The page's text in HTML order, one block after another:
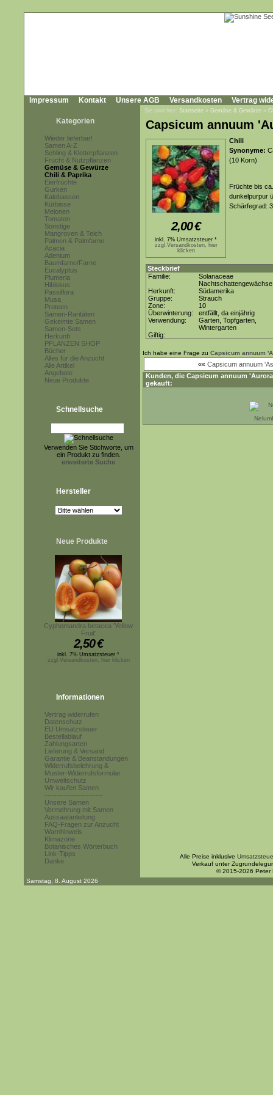
Impressum Kontakt Unsere AGB Versandkosten Vertrag
Kategorien
Wieder lieferbar!
Samen A-Z
Schling & Kletterpflanzen
Frucht & Nutzpflanzen
Gemüse & Gewürze
Chili & Paprika
Eierfrüchte
Gurken
Kalebassen
Kürbisse
Melonen
Tomaten
Sonstige
Mangroven & Teich
Palmen & Palmfarne
Acacia
Adenium
Baumfarne/Farne
Eucalyptus
Plumeria
Hibiskus
Passiflora
Musa
Proteen
Samen-Raritäten
Gekeimte Samen
Samen-Sets
Herkunft
PFLANZEN SHOP
Bücher
Alles für die Anzucht
Alle Artikel
Angebote
Neue Produkte
Schnellsuche
Verwenden Sie Stichworte, um
ein Produkt zu finden.
erweiterte Suche
Hersteller
Neue Produkte
Cyphomandra betacea 'Yellow
Fruit'
2,50€
inkl. 7% Umsatzsteuer *
zzgl.Versandkosten, hier klicken
Informationen
Vertrag widerrufen
Datenschutz
EU Umsatzsteuer
Bestellablauf
Zahlungsarten
Lieferung & Versand
Garantie & Beanstandungen
Widerrufsbelehrung &
Muster-Widerrufsformular
Umweltschutz
Wir kaufen Samen
------------------------
Unsere Samen
Vermehrung mit Samen
Aussaatanleitung
FAQ-Fragen zur Anzucht
Warnhinweis
Klimazone
Botanisches Wörterbuch
Link-Tipps
Danke
Sie sind hier: Startseite » Gemüse & Gewürze »
Capsicum annuum
2,00€
inkl. 7% Umsatzsteuer *
zzgl.Versandkosten, hier
klicken
Chili
Synonyme:
(10 Korn)
Früchte bis
dunkelpurpur
Schärfegrad:
Steckbrief
Familie:
Solanaceae
Nachtschattengewächse
Herkunft:
Südamerika
Gruppe:
Strauch
Zone:
10
Überwinterung:
entfällt, da einjährig
Verwendung:
Garten, Topfgarten,
Wintergarten
Giftig:
Ich habe eine Frage zu Capsicum annuum
«« Capsicum annuum
Kunden, die Capsicum annuum
gekauft:
Alle Preise inklusive
Verkauf unter
© 2015-2026 Peter
Samstag, 8. August 2026